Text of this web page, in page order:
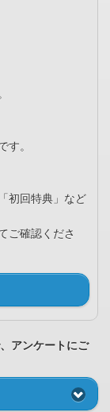
す。
初回特典」など
ご確認くださ
アンケートにご